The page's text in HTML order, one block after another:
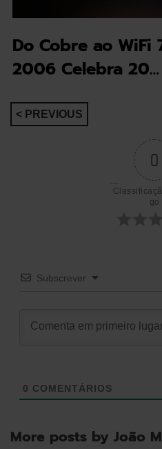
Do Cobre ao WiFi
2006 Celebra 20…
Navegação
< PREVIOUS
0
go
Subscrever
0 COMENTÁRIOS
More posts by João